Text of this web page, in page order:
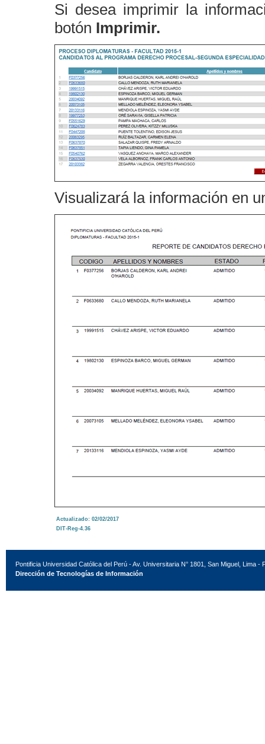
Si desea imprimir la
botón Imprimir.
Visualizará la información en
Actualizado: 02/02/2017
DIT-Reg-4.36
Pontificia Universidad Católica del Perú - Av. Universitaria N° 1801, San Miguel, Lima -
Dirección de Tecnologías de Información